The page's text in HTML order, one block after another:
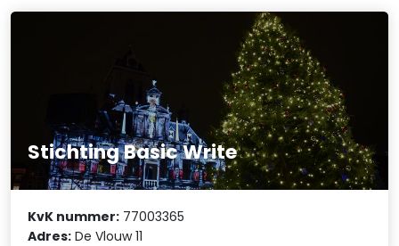
Stichting Basic Write
KvK nummer: 77003365
Adres: De Vlouw 11